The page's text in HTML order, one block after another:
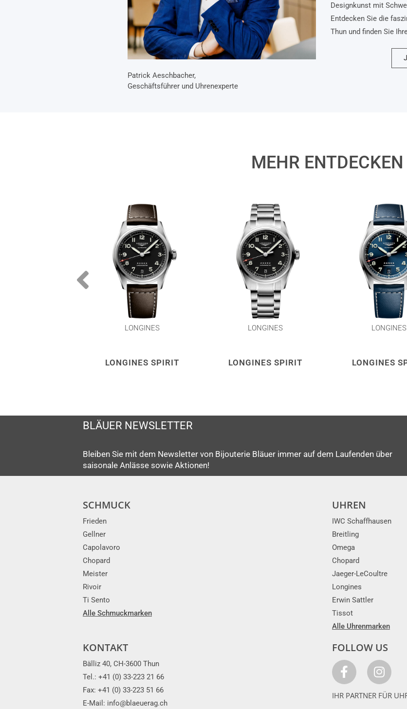
Patrick Aeschbacher,
Geschäftsführer und Uhrenexperte
Designkunst mit
Entdecken Sie die
Thun und finden Sie
MEHR ENTDECKEN
LONGINES
LONGINES SPIRIT
LONGINES
LONGINES SPIRIT
LONGINES
LONGINES
BLÄUER NEWSLETTER
Bleiben Sie mit dem Newsletter von Bijouterie Bläuer immer auf dem Laufenden über
saisonale Anlässe sowie Aktionen!
SCHMUCK
Frieden
Gellner
Capolavoro
Chopard
Meister
Rivoir
Ti Sento
Alle Schmuckmarken
UHREN
IWC Schaffhausen
Breitling
Omega
Chopard
Jaeger-LeCoultre
Longines
Erwin Sattler
Tissot
Alle Uhrenmarken
KONTAKT
Bälliz 40, CH-3600 Thun
Tel.: +41 (0) 33-223 21 66
Fax: +41 (0) 33-223 51 66
E-Mail: info@blaeuerag.ch
FOLLOW US
IHR PARTNER FÜR